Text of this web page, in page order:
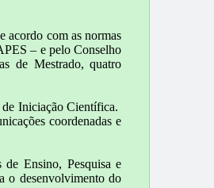
acordo com as normas
– e pelo Conselho
de Mestrado, quatro
Iniciação Científica.
coordenadas e
Ensino, Pesquisa e
o desenvolvimento do